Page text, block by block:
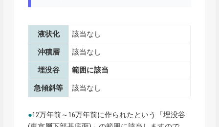
液状化 該当なし
沖積層 該当なし
埋没谷 範囲に該当
急傾斜等 該当なし
●12万年前～16万年前に作られたという「埋没谷